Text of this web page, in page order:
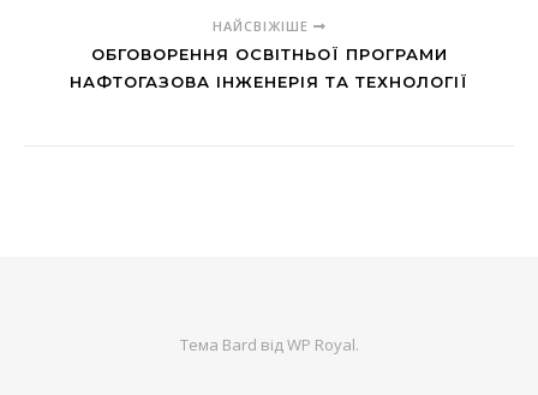
НАЙСВІЖІШЕ
ОБГОВОРЕННЯ ОСВІТНЬОЇ ПРОГРАМИ
НАФТОГАЗОВА ІНЖЕНЕРІЯ ТА ТЕХНОЛОГІЇ
Тема Bard відWP Royal.